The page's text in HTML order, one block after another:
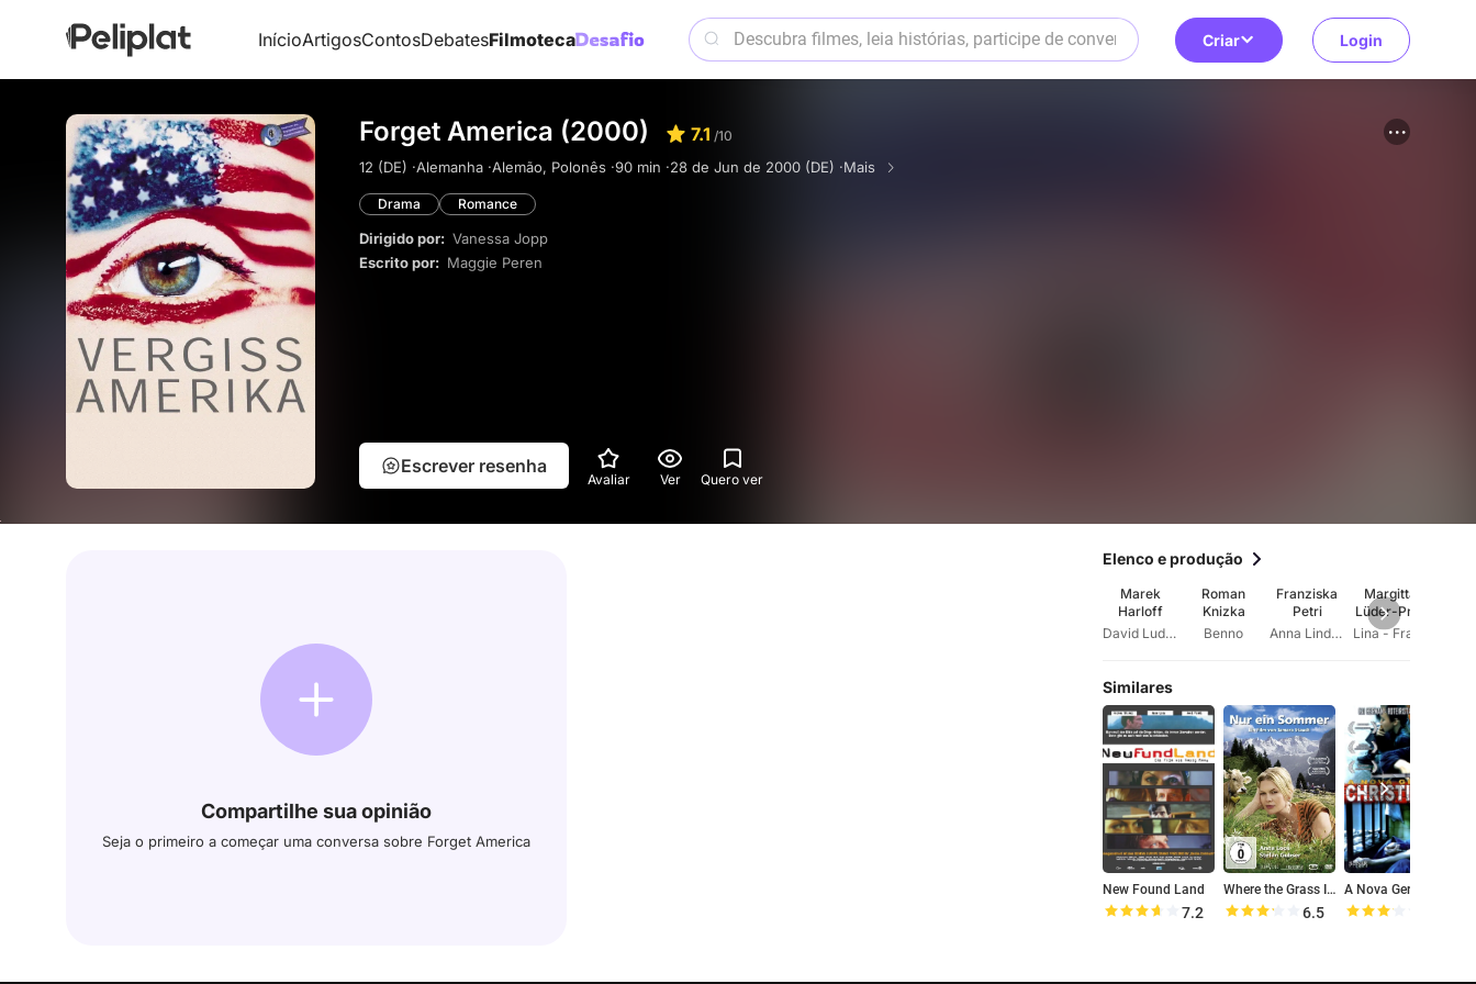
InícioArtigosContosDebatesFilmoteca Criar Login
Forget America (2000) 7.1 /10
12 (DE) ·Alemanha ·Alemão, Polonês ·90 min ·28 de Jun de 2000 (DE) ·Mais
Drama Romance
Dirigido por: Vanessa Jopp
Escrito por: Maggie Peren
Escrever resenha
Avaliar Ver Quero ver
Compartilhe sua opinião
Seja o primeiro a começar uma conversa sobre Forget America
Elenco e produção
Marek
Harloff
David Ludoff
Roman
Knizka
Benno
Franziska
Petri
Anna Lindner
Margitta
Lüder-Preil
Similares
New Found Land
7.2
Where the Grass Is Greener
6.5